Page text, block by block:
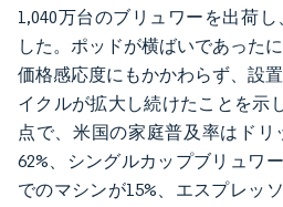
1,040万台のブリュワーを出荷し
した。ポッドが横ばいであった
価格感応度にもかかわらず、設
イクルが拡大し続けたことを示
点で、米国の家庭普及率はド
62%、シングルカップブリュワ
でのマシンが15%、エスプレッ